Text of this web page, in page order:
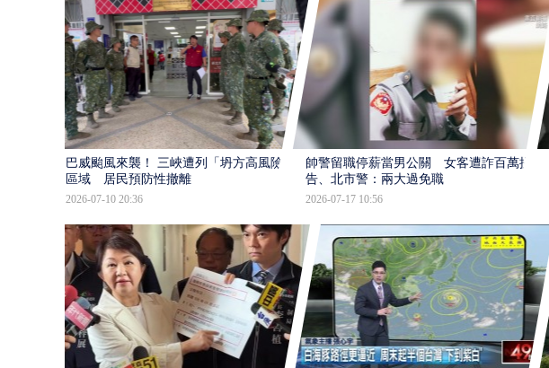
巴威颱風來襲！ 三峽遭列「坍方高風險」
區域 居民預防性撤離
2026-07-10 20:36
帥警留職停薪當男公關 女客遭詐百萬提
告、北市警：兩大過免職
2026-07-17 10:56